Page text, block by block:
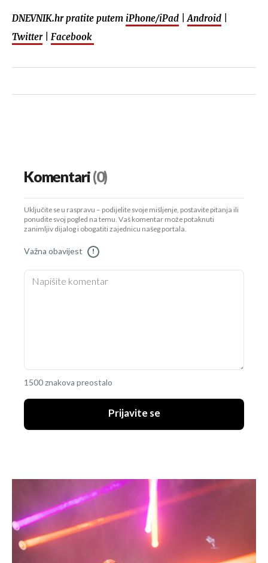
DNEVNIK.hr pratite putem iPhone/iPad Android
Twitter| Facebook
Komentari(0)
Uključite se u raspravu – podijelite svoje mišljenje, postavite pitanja ili
ponudite svoj pogled na temu. Vaš komentar može potaknuti
zanimljiv dijalog i obogatiti zajednicu našeg portala.
Važna obavijest !
1500 znakova preostalo
Prijavite se